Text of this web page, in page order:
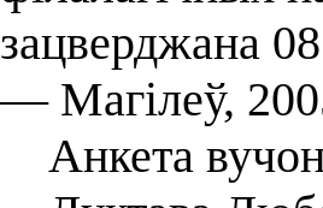
зацверджана
— Магілеў,
Анкета